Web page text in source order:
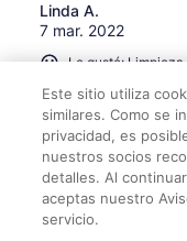
Linda A.
7 mar. 2022
Le gustó:
veracidad del anuncio
Traducir con Google
Fantastic!
Will be back! Easy
house! Had an
you
Este sitio utiliza
similares. Como se
privacidad, es
nuestros socios
detalles. Al
aceptas nuestro
servicio.